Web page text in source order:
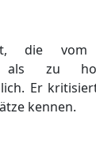
, die
als zu
Er
tze kennen.